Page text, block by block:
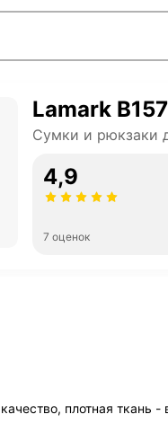
Lamark
Сумки и рюкзаки
4,9
7 оценок
плотная